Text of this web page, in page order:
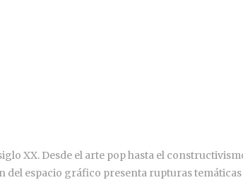
XX. Desde el arte pop hasta el
espacio gráfico presenta rupturas temáticas